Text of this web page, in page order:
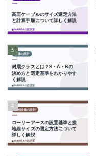
3
4